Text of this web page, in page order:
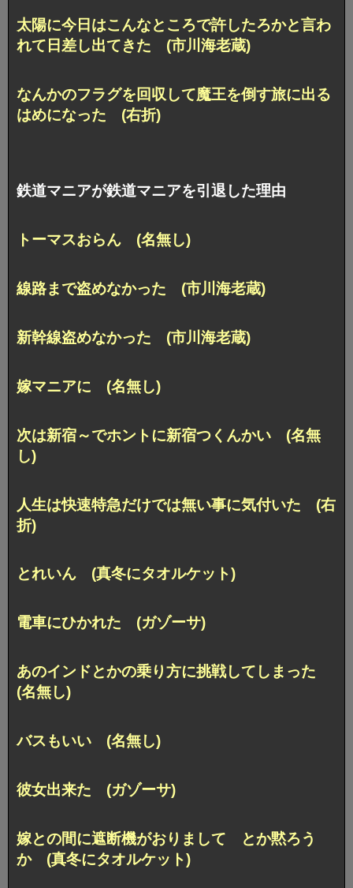
太陽に今日はこんなところで許したろかと言わ
れて日差し出てきた (市川海老蔵)
なんかのフラグを回収して魔王を倒す旅に出る
はめになった (右折)
鉄道マニアが鉄道マニアを引退した理由
トーマスおらん (名無し)
線路まで盗めなかった (市川海老蔵)
新幹線盗めなかった (市川海老蔵)
嫁マニアに (名無し)
次は新宿～でホントに新宿つくんかい (名無
し)
人生は快速特急だけでは無い事に気付いた (右
折)
とれいん (真冬にタオルケット)
電車にひかれた (ガゾーサ)
あのインドとかの乗り方に挑戦してしまった
(名無し)
バスもいい (名無し)
彼女出来た (ガゾーサ)
嫁との間に遮断機がおりまして とか黙ろう
か (真冬にタオルケット)